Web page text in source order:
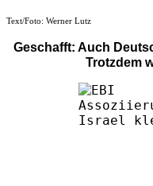
Text/Foto: Werner Lutz
Geschafft: Auch
Trotzdem